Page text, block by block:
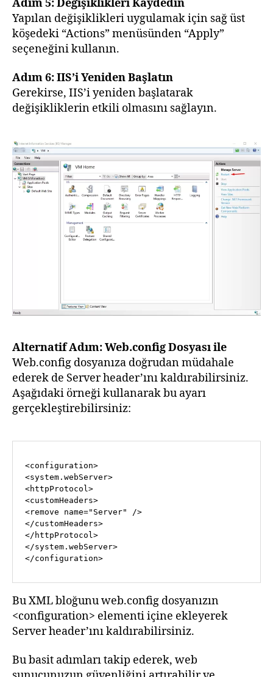
Adım 5: Değişiklikleri Kaydedin
Yapılan değişiklikleri uygulamak için sağ üst
köşedeki “Actions” menüsünden “Apply”
seçeneğini kullanın.
Adım 6: IIS’i Yeniden Başlatın
Gerekirse, IIS’i yeniden başlatarak
değişikliklerin etkili olmasını sağlayın.
Alternatif Adım: Web.config Dosyası ile
Web.config dosyanıza doğrudan müdahale
ederek de Server header’ını kaldırabilirsiniz.
Aşağıdaki örneği kullanarak bu ayarı
gerçekleştirebilirsiniz:
<configuration>
<system.webServer>
<httpProtocol>
<customHeaders>
<remove name="Server"
/>
</customHeaders>
</ httpProtocol>
</system.webServer>
</configuration>
Bu XML bloğunu web.config dosyanızın
<configuration> elementi içine ekleyerek
Server header’ını kaldırabilirsiniz.
Bu basit adımları takip ederek, web